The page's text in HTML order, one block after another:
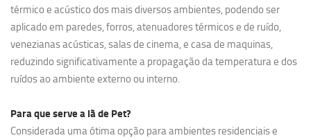
térmico e acústico dos mais diversos ambientes, podendo ser
aplicado em paredes, forros, atenuadores térmicos e de ruído,
venezianas acústicas, salas de cinema, e casa de maquinas,
reduzindo significativamente a propagação da temperatura e dos
ruídos ao ambiente externo ou interno.
Para que serve a lã de Pet?
Considerada uma ótima opção para ambientes residenciais e